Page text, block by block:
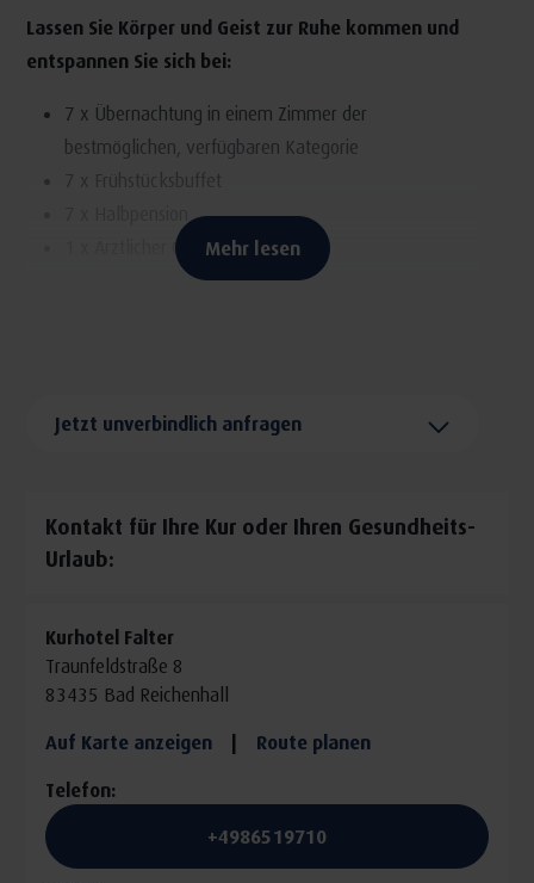
Lassen Sie Körper und Geist zur Ruhe kommen und
entspannen Sie sich bei:
7 x Übernachtung in einem Zimmer der
bestmöglichen, verfügbaren Kategorie
7 x Frühstücksbuffet
1 x Ärztlicher Check-up
2 x Anti Stress Massage
1x Kräuteröl-Entspannungsbad ( wirkt
Bei Anreise liegt ein Bademantel und Hausslipper für Sie
bereit.
Mehr lesen
Jetzt unverbindlich anfragen
Kontakt für Ihre Kur oder Ihren Gesundheits-
Urlaub:
Kurhotel Falter
Traunfeldstraße 8
83435 Bad Reichenhall
Auf Karte anzeigen | Route planen
Telefon:
+4986519710